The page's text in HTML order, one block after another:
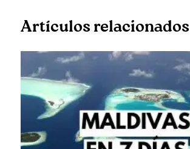
Artículos relacionados